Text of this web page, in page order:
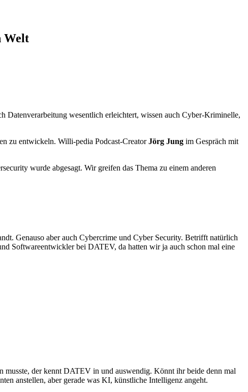
Welt
Datenverarbeitung wesentlich erleichtert, wissen auch Cyber-Kriminelle,
zu entwickeln. Willi-pedia Podcast-CreatorJörg Jung im Gespräch mit
wurde abgesagt. Wir greifen das Thema zu einem anderen
Genauso aber auch Cybercrime und Cyber Security. Betrifft natürlich
Softwareentwickler bei DATEV, da hatten wir ja auch schon mal eine
musste, der kennt DATEV in und auswendig. Könnt ihr beide denn mal
anstellen, aber gerade was KI, künstliche Intelligenz angeht.